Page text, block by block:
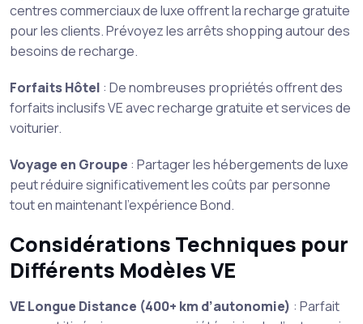
centres commerciaux de luxe offrent la recharge gratuite
pour les clients. Prévoyez les arrêts shopping autour des
besoins de recharge.
Forfaits Hôtel : De nombreuses propriétés offrent des
forfaits inclusifs VE avec recharge gratuite et services de
voiturier.
Voyage en Groupe : Partager les hébergements de luxe
peut réduire significativement les coûts par personne
tout en maintenant l’expérience Bond.
Considérations Techniques pour
Différents Modèles VE
VE Longue Distance (400+ km d’autonomie) : Parfait